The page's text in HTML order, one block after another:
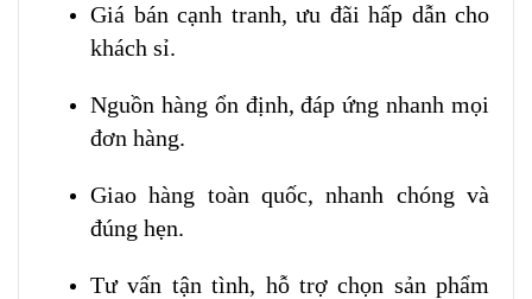
Giá bán cạnh tranh, ưu đãi hấp dẫn cho
khách sỉ.
Nguồn hàng ổn định, đáp ứng nhanh mọi
đơn hàng.
Giao hàng toàn quốc, nhanh chóng và
đúng hẹn.
Tư vấn tận tình, hỗ trợ chọn sản phẩm